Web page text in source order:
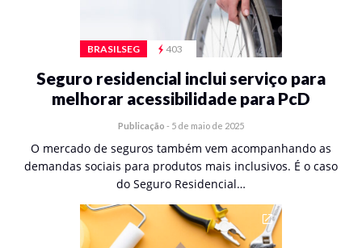
BRASILSEG 403
Seguro residencial inclui serviço para
melhorar acessibilidade para PcD
Publicação - 5 de maio de 2025
O mercado de seguros também vem acompanhando as
demandas sociais para produtos mais inclusivos. É o caso
do Seguro Residencial…